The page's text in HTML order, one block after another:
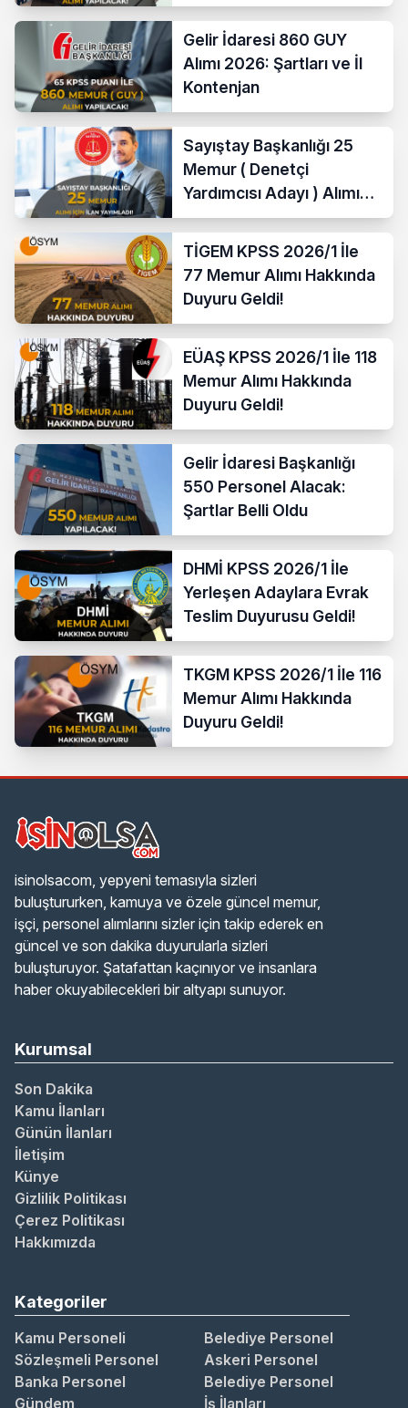
Gelir İdaresi 860 GUY
Alımı 2026: Şartları ve İl
Kontenjan
Sayıştay Başkanlığı 25
Memur ( Denetçi
Yardımcısı Adayı ) Alımı
Yapacak
TİGEM KPSS 2026/1 İle
77 Memur Alımı Hakkında
Duyuru Geldi!
EÜAŞ KPSS 2026/1 İle 118
Memur Alımı Hakkında
Duyuru Geldi!
Gelir İdaresi Başkanlığı
550 Personel Alacak:
Şartlar Belli Oldu
DHMİ KPSS 2026/1 İle
Yerleşen Adaylara Evrak
Teslim Duyurusu Geldi!
TKGM KPSS 2026/1 İle 116
Memur Alımı Hakkında
Duyuru Geldi!
isinolsacom, yepyeni temasıyla sizleri
buluştururken, kamuya ve özele güncel memur,
işçi, personel alımlarını sizler için takip ederek en
güncel ve son dakika duyurularla sizleri
buluşturuyor. Şatafattan kaçınıyor ve insanlara
haber okuyabilecekleri bir altyapı sunuyor.
Kurumsal
Son Dakika
Kamu İlanları
Günün İlanları
İletişim
Künye
Gizlilik Politikası
Çerez Politikası
Hakkımızda
Kategoriler
Kamu Personeli
Belediye Personel
Sözleşmeli Personel
Askeri Personel
Banka Personel
Belediye Personel
Gündem
İş İlanları